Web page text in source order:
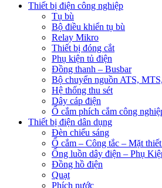
Thiết bị điện công nghiệp
Tụ bù
Bộ điều khiển tụ bù
Relay Mikro
Thiết bị đóng cắt
Phụ kiện tủ điện
Đồng thanh – Busbar
Bộ chuyển nguồn ATS,
Hệ thống thu sét
Dây cáp điện
Ổ cắm phích cắm công
Thiết bị điện dân dụng
Đèn chiếu sáng
Ổ cắm – Công tắc – Mặt
Ống luồn dây điện – Phụ
Đồng hồ điện
Quạt
Phích nước